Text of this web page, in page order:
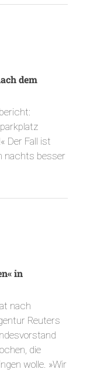
dem
Der Fall ist
nachts besser
in
nach
Reuters
die
wolle. »Wir